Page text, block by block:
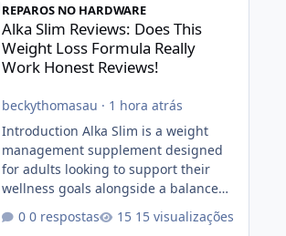
REPAROS NO HARDWARE
Alka Slim Reviews: Does This
Weight Loss Formula Really
Work Honest Reviews!
beckythomasau · 1 hora atrás
Introduction Alka Slim is a weight
management supplement designed
for adults looking to support their
wellness goals alongside a balanced
product is marketed as a convenient
0 respostas 15 visualizações